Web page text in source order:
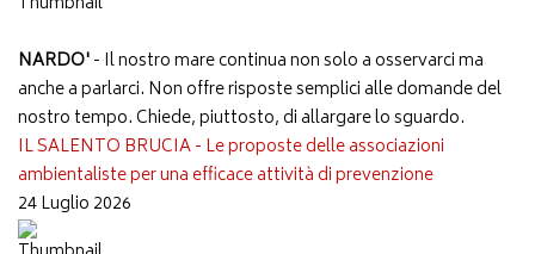
NARDO'- Il nostro mare continua non solo a osservarci ma
anche a parlarci. Non offre risposte semplici alle domande del
nostro tempo. Chiede, piuttosto, di allargare lo sguardo.
IL SALENTO BRUCIA - Le proposte delle associazioni
ambientaliste per una efficace attività di prevenzione
24 Luglio 2026